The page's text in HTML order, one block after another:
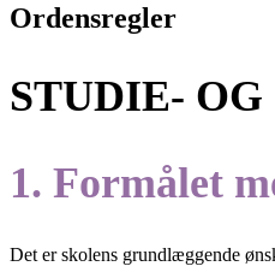
Ordensregler
STUDIE-
1. Formålet
Det er skolens grundlæggende